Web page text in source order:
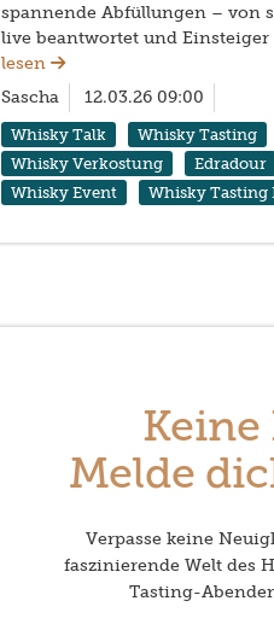
spannende Abfüllungen – von
live beantwortet und
lesen
Sascha
12.03.26 09:00
Whisky Talk Whisky Tasting
Whisky Verkostung
Edradour
Whisky Event
Whisky Tasting
Keine
Melde
Verpasse keine
faszinierende Welt des
Tasting-